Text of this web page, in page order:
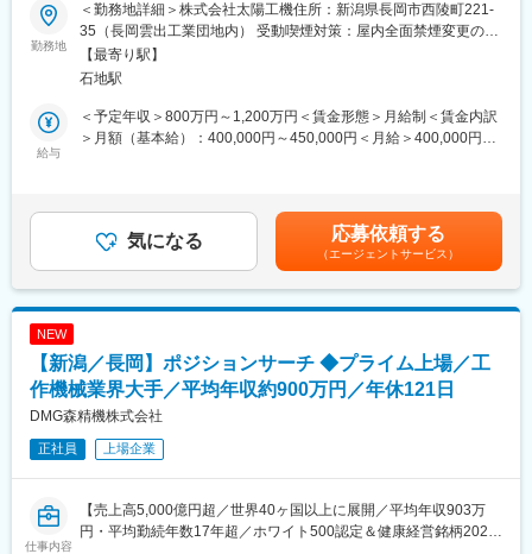
※世界有数の工作機械メーカーである当社の完全子会社「株式会社
太陽工機」に在籍出向いただき、将来的に長岡市にて勤務頂きま
す。
人事領域におけるご経験に応じて適切なポジションにてご選考し
ますのでご応募ください。
■株式会社太陽工機について：
当社の完全子会社として、独自の研削加工技術を軸に各種研削盤
■当社の魅力：
工作機械業界の世界シェアトップクラスのプライム上場上場企業
です。工程集約／自動化／DX／GX需要を追い風に事業を拡大
動車、半導体、医療、家電など多くの産業に必要不可欠な存在で
・有給取得は20日以上と100%越え
・各事業所に社員食堂があり、三ツ星レストランと提携も
勤務地
＜勤務地詳細＞株式会社太陽工機住所：新潟県長岡市西陵町221-
35（長岡雲出工業団地内） 受動喫煙対策：屋内全面禁煙変更の範
囲：会社の定める事業所
【最寄り駅】
石地駅
給与
＜予定年収＞800万円～1,200万円＜賃金形態＞月給制＜賃金内訳
＞月額（基本給）：400,000円～450,000円＜月給＞400,000円～
気になる 応募依頼する
（エージェントサービス）
NEW
【新潟／長岡】ポジションサーチ ◆プライム上場／工
作機械業界大手／平均年収約900万円／年休121日
DMG森精機株式会社
正社員 上場企業
仕事内容
【売上高5,000億円超／世界40ヶ国以上に展開／平均年収903万
円・平均勤続年数17年超／ホワイト500認定＆健康経営銘柄2024